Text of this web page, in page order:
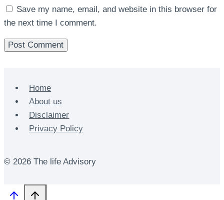
Save my name, email, and website in this browser for
the next time I comment.
Home
About us
Disclaimer
Privacy Policy
© 2026 The life Advisory